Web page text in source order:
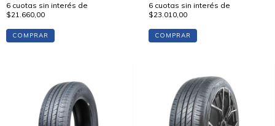
6 cuotas sin interés de
$21.660,00
COMPRAR
6 cuotas sin interés de
$23.010,00
COMPRAR